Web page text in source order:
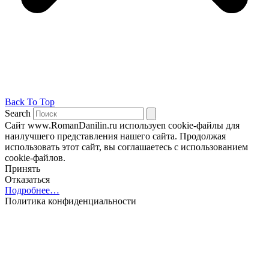
Back To Top
Search
Сайт www.RomanDanilin.ru используеn cookie-файлы для
наилучшего представления нашего сайта. Продолжая
использовать этот сайт, вы соглашаетесь с использованием
cookie-файлов.
Принять
Отказаться
Подробнее…
Политика конфиденциальности